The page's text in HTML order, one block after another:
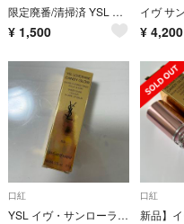
限定廃番/清掃済 YSL イヴ・サンローラン ルージュ ピュールクチュール ヴェルニ ザ ホログラフィックス 504ローズグリッチ
¥ 1,500 ¥ 4,200
口紅
YSL イヴ・サンローラン・ボーテLOVESHINE CANDY GLOW 8B
口紅